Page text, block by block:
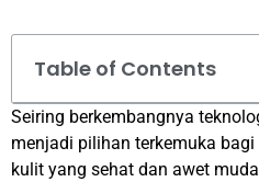
Table of Contents
Seiring berkembangnya
menjadi pilihan terkemuka
kulit yang sehat dan awet